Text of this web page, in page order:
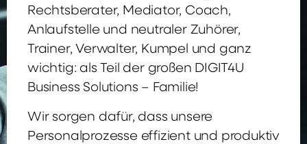
Rechtsberater, Mediator, Coach,
Anlaufstelle und neutraler Zuhörer,
Trainer, Verwalter, Kumpel und ganz
wichtig: als Teil der großen DIGIT4U
Business Solutions – Familie!
Wir sorgen dafür, dass unsere
Personalprozesse effizient und produktiv